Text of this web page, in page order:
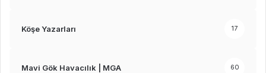
Köşe Yazarları 17
Mavi Gök Havacılık | MGA 60